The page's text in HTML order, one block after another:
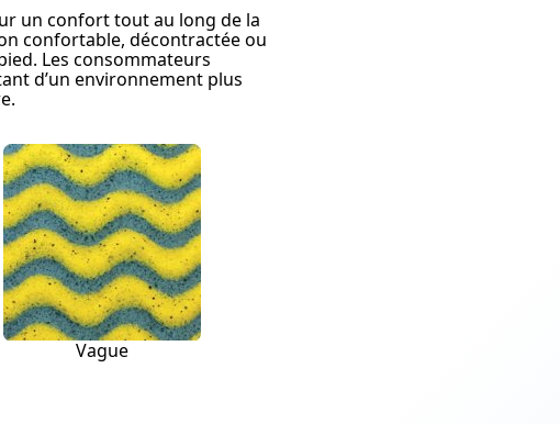
un confort tout au long de la
confortable, décontractée ou
Les consommateurs
d’un environnement plus
Vague